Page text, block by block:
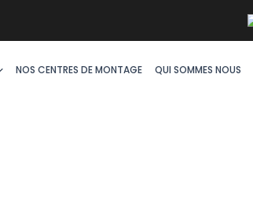
NOS CENTRES DE MONTAGE QUI SOMMES NOUS